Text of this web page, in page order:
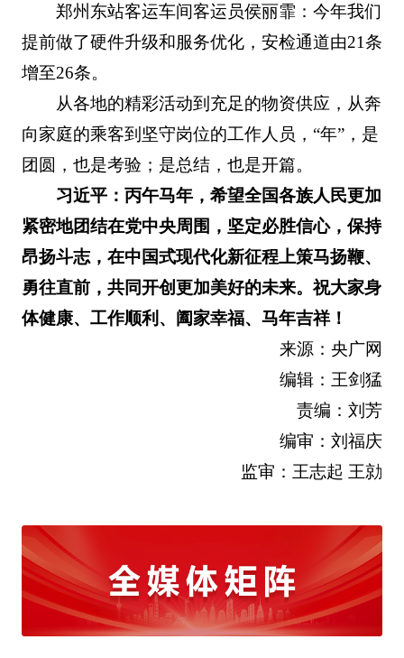
郑州东站客运车间客运员侯丽霏：今年我们
提前做了硬件升级和服务优化，安检通道由21条
增至26条。
从各地的精彩活动到充足的物资供应，从奔
向家庭的乘客到坚守岗位的工作人员，“年”，是
团圆，也是考验；是总结，也是开篇。
习近平：丙午马年，希望全国各族人民更加
紧密地团结在党中央周围，坚定必胜信心，保持
昂扬斗志，在中国式现代化新征程上策马扬鞭、
勇往直前，共同开创更加美好的未来。祝大家身
体健康、工作顺利、阖家幸福、马年吉祥！
来源：央广网
编辑：王剑猛
责编：刘芳
编审：刘福庆
监审：王志起 王勍